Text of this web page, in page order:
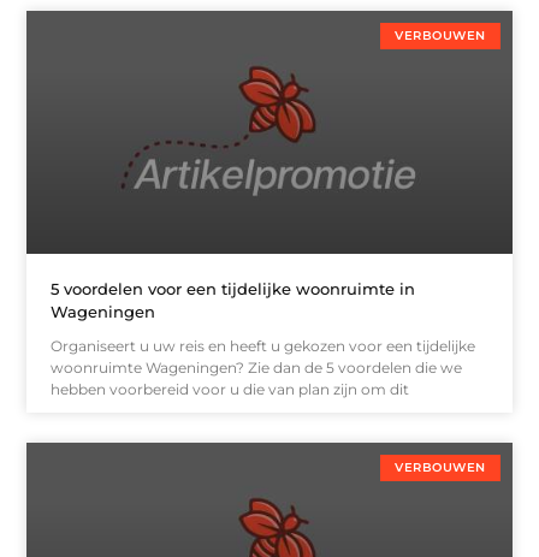
VERBOUWEN
5 voordelen voor een tijdelijke woonruimte in
Wageningen
Organiseert u uw reis en heeft u gekozen voor een tijdelijke
woonruimte Wageningen? Zie dan de 5 voordelen die we
hebben voorbereid voor u die van plan zijn om dit
VERBOUWEN